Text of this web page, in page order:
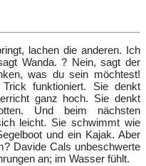
lachen die anderen. Ich
Wanda. ? Nein, sagt der
was du sein möchtest!
funktioniert. Sie denkt
ganz hoch. Sie denkt
Und beim nächsten
leicht. Sie schwimmt wie
und ein Kajak. Aber
Davide Cals unbeschwerte
an; im Wasser fühlt.